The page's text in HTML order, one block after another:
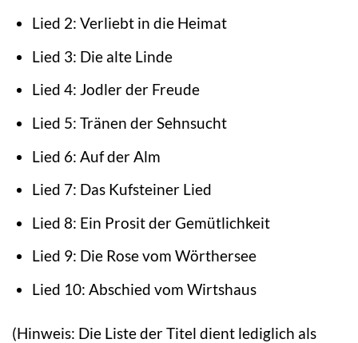
Lied 2: Verliebt in die Heimat
Lied 3: Die alte Linde
Lied 4: Jodler der Freude
Lied 5: Tränen der Sehnsucht
Lied 6: Auf der Alm
Lied 7: Das Kufsteiner Lied
Lied 8: Ein Prosit der Gemütlichkeit
Lied 9: Die Rose vom Wörthersee
Lied 10: Abschied vom Wirtshaus
(Hinweis: Die Liste der Titel dient lediglich als